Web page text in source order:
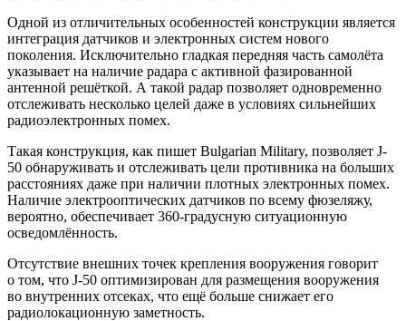
Одной из отличительных особенностей конструкции является
интеграция датчиков и электронных систем нового
поколения. Исключительно гладкая передняя часть самолёта
указывает на наличие радара с активной фазированной
антенной решёткой. А такой радар позволяет одновременно
отслеживать несколько целей даже в условиях сильнейших
радиоэлектронных помех.
Такая конструкция, как пишет Bulgarian Military, позволяет J-
50 обнаруживать и отслеживать цели противника на больших
расстояниях даже при наличии плотных электронных помех.
Наличие электрооптических датчиков по всему фюзеляжу,
вероятно, обеспечивает 360-градусную ситуационную
осведомлённость.
Отсутствие внешних точек крепления вооружения говорит
о том, что J-50 оптимизирован для размещения вооружения
во внутренних отсеках, что ещё больше снижает его
радиолокационную заметность.